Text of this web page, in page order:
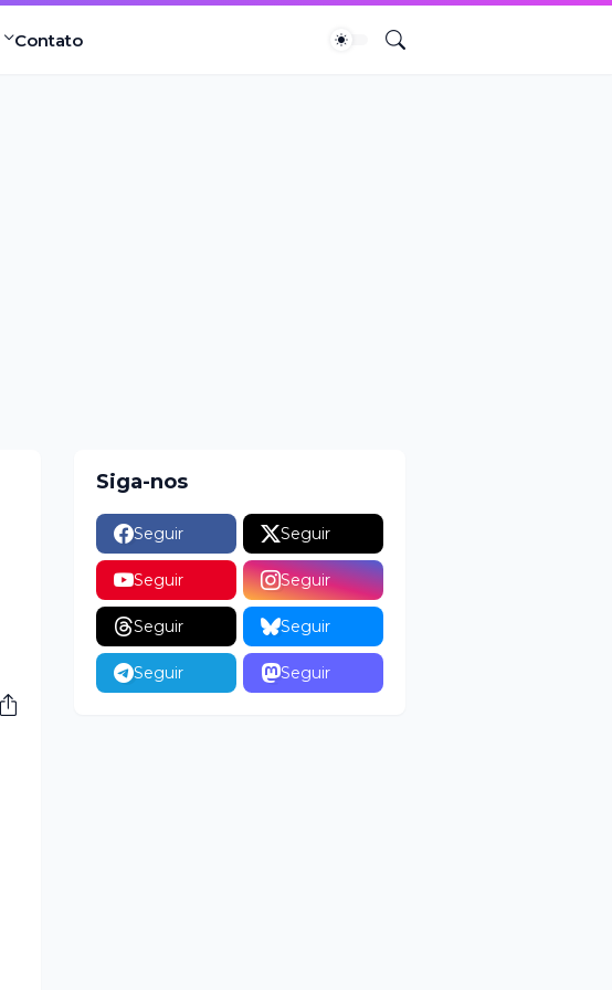
Contato
Siga-nos
Seguir Seguir
Seguir Seguir
Seguir Seguir
Seguir Seguir